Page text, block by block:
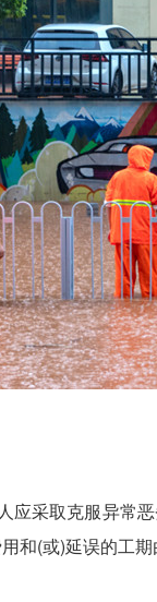
应采取克服异常
和(或)延误的工期